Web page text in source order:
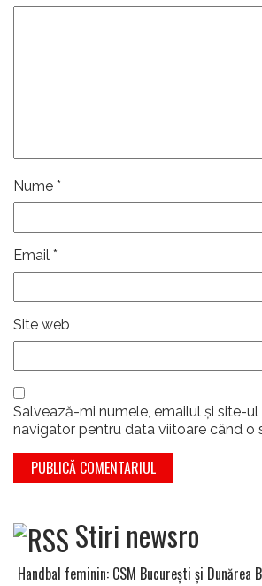
Nume *
Email *
Site web
Salvează-mi numele, emailul și site-
navigator pentru data viitoare când o
Stiri newsro
Handbal feminin: CSM Bucureşti şi Dunărea